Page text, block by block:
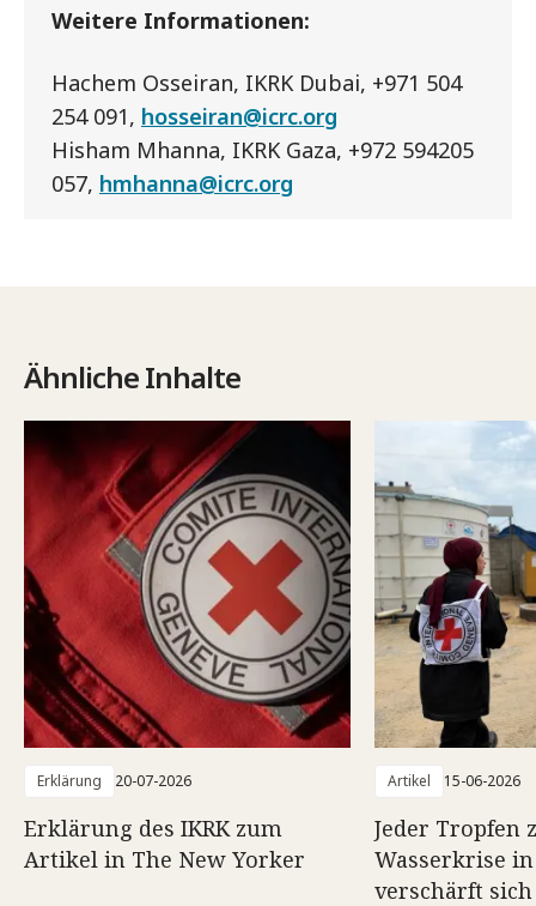
Weitere Informationen:
Hachem Osseiran, IKRK Dubai, +971 504
254 091, hosseiran@icrc.org
Hisham Mhanna, IKRK Gaza, +972 594205
057, hmhanna@icrc.org
Ähnliche Inhalte
Erklärung 20-07-2026
Erklärung des IKRK zum
Artikel in The New Yorker
Artikel 15-06-2026
Jeder Tropfen
Wasserkrise in
verschärft